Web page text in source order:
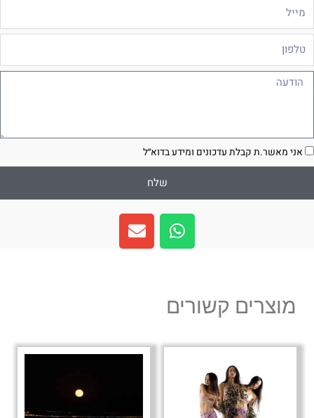
אני מאשר.ת קבלת עדכונים ומידע בדוא״ל
שלח
W
h
a
a
p
E
n
v
e
מוצרים קשורים